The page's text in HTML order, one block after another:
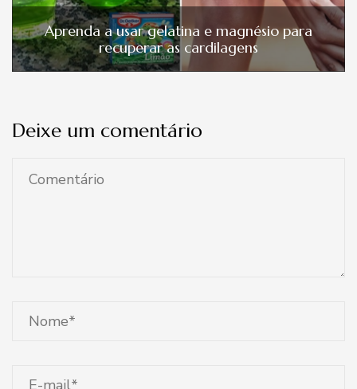
Aprenda a usar gelatina e magnésio para
recuperar as cardilagens
Deixe um comentário